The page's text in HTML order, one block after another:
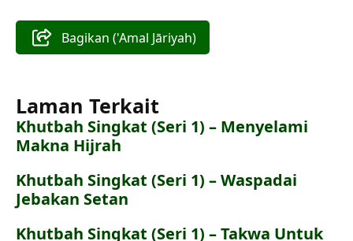
Bagikan ('Amal Jāriyah)
Laman Terkait
Khutbah Singkat (Seri 1) – Menyelami
Makna Hijrah
Khutbah Singkat (Seri 1) – Waspadai
Jebakan Setan
Khutbah Singkat (Seri 1) – Takwa Untuk